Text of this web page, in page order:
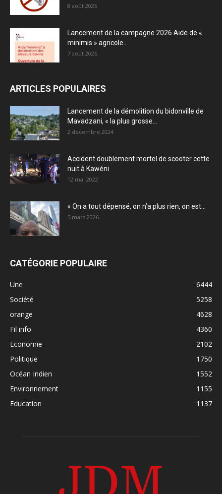
8 août 2026
Lancement de la campagne 2026 Aide de «
minimis » agricole...
7 août 2026
ARTICLES POPULAIRES
Lancement de la démolition du bidonville de
Mavadzani, « la plus grosse...
2 décembre 2024
Accident doublement mortel de scooter cette
nuit à Kawéni
12 mai 2022
« On a tout dépensé, on n’a plus rien, on est...
5 mars 2026
CATÉGORIE POPULAIRE
Une
6444
Société
5258
orange
4628
Fil info
4360
Economie
2102
Politique
1750
Océan Indien
1552
Environnement
1155
Education
1137